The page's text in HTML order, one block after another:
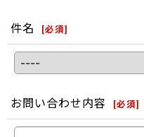
件名 [必須]
お問い合わせ内容 [必須]